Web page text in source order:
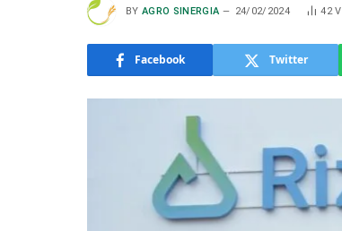
BY AGRO SINERGIA 24/02/2024 42
Facebook Twitter